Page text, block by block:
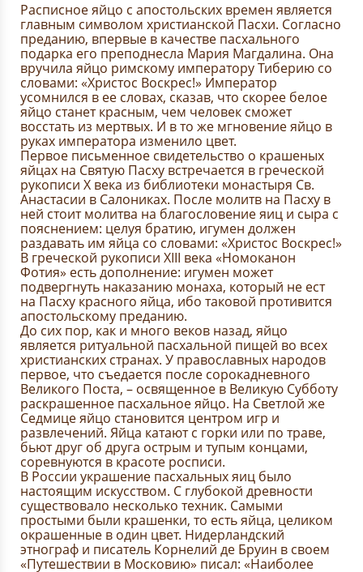
Расписное яйцо с апостольских времен является
главным символом христианской Пасхи. Согласно
преданию, впервые в качестве пасхального
подарка его преподнесла Мария Магдалина. Она
вручила яйцо римскому императору Тиберию со
словами: «Христос Воскрес!» Император
усомнился в ее словах, сказав, что скорее белое
яйцо станет красным, чем человек сможет
восстать из мертвых. И в то же мгновение яйцо в
руках императора изменило цвет.
Первое письменное свидетельство о крашеных
яйцах на Святую Пасху встречается в греческой
рукописи Х века из библиотеки монастыря Св.
Анастасии в Салониках. После молитв на Пасху в
ней стоит молитва на благословение яиц и сыра с
пояснением: целуя братию, игумен должен
раздавать им яйца со словами: «Христос Воскрес!»
В греческой рукописи XIII века «Номоканон
Фотия» есть дополнение: игумен может
подвергнуть наказанию монаха, который не ест
на Пасху красного яйца, ибо таковой противится
апостольскому преданию.
До сих пор, как и много веков назад, яйцо
является ритуальной пасхальной пищей во всех
христианских странах. У православных народов
первое, что съедается после сорокадневного
Великого Поста, – освященное в Великую Субботу
раскрашенное пасхальное яйцо. На Светлой же
Седмице яйцо становится центром игр и
развлечений. Яйца катают с горки или по траве,
бьют друг об друга острым и тупым концами,
соревнуются в красоте росписи.
В России украшение пасхальных яиц было
настоящим искусством. С глубокой древности
существовало несколько техник. Самыми
простыми были крашенки, то есть яйца, целиком
окрашенные в один цвет. Нидерландский
этнограф и писатель Корнелий де Бруин в своем
«Путешествии в Московию» писал: «Наиболее